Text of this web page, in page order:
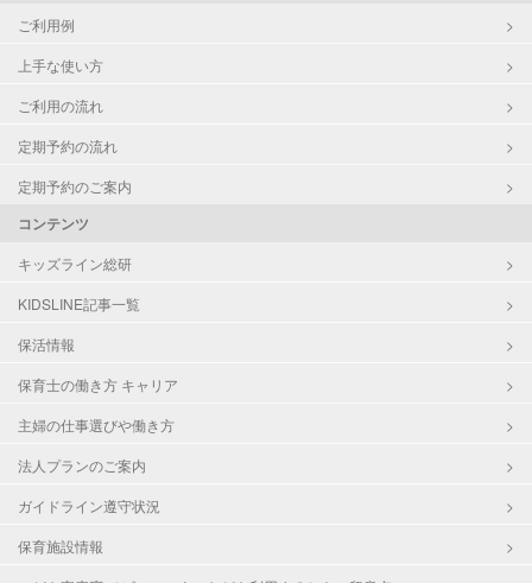
ご利用例
上手な使い方
ご利用の流れ
定期予約の流れ
定期予約のご案内
コンテンツ
キッズライン総研
KIDSLINE記事一覧
保活情報
保育士の働き方 キャリア
主婦の仕事選びや働き方
法人プランのご案内
ガイドライン遵守状況
保育施設情報